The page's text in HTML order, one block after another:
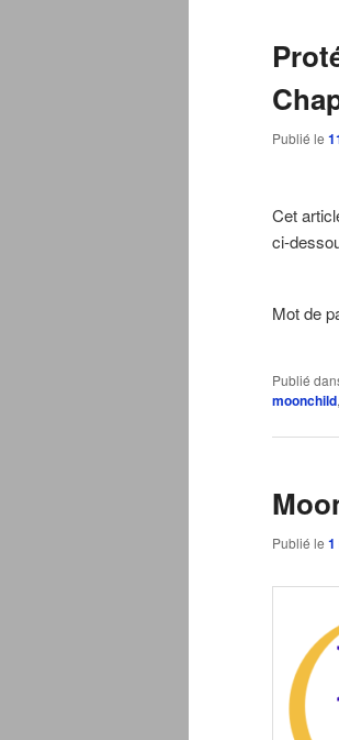
Publié le
Cet
ci-
Mot de
Publié
moonchild,
Publié le 1